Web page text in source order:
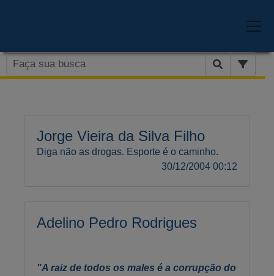
Jorge Vieira da Silva Filho
Diga não as drogas. Esporte é o caminho.
30/12/2004 00:12
Adelino Pedro Rodrigues
"A raiz de todos os males é a corrupção do